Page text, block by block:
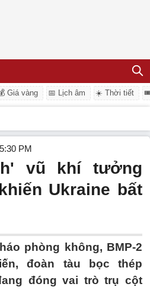
Giá vàng 📅 Lịch âm ☀️ Thời tiết
PM
vũ khí tưởng
Ukraine bất
phòng không, BMP-2
đoàn tàu bọc thép
đóng vai trò trụ cột